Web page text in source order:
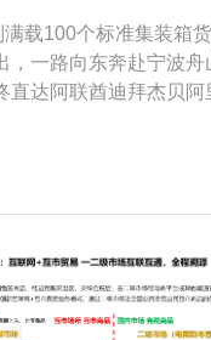
载100个标准集装箱
，一路向东奔赴宁波舟
直达阿联酋迪拜杰贝阿